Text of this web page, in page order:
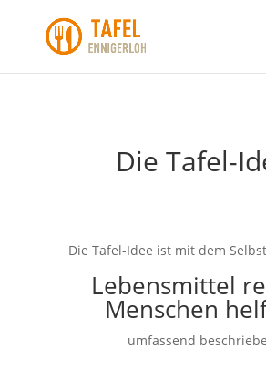
Die Tafel-
Die Tafel-Idee ist mit dem
Lebensmittel
Menschen
umfassend